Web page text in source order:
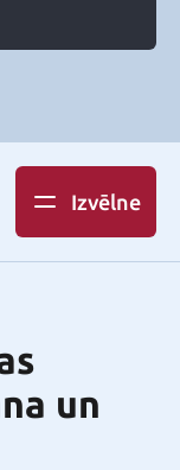
Izvēlne
un